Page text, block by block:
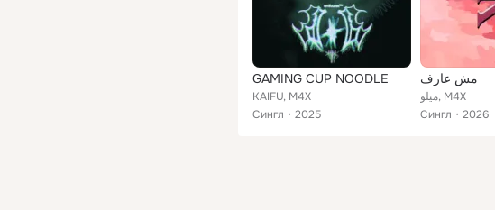
GAMING CUP NOODLE
KAIFU, M4X
Сингл
2025
مش عارف
ميلو, M4X
Сингл
2026